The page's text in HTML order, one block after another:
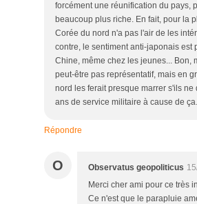
forcément une réunification du pays,
beaucoup plus riche. En fait, pour la
Corée du nord n'a pas l'air de les
contre, le sentiment anti-japonais est
Chine, même chez les jeunes... Bon,
peut-être pas représentatif, mais en
nord les ferait presque marrer s'ils ne
ans de service militaire à cause de
Répondre
O Observatus geopoliticus
Merci cher ami pour ce très
Ce n'est que le parapluie